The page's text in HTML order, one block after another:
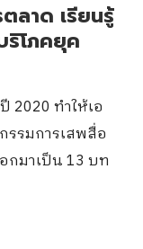
ลาด เรียนรู้
โภคยุค
2020 ทำให้เอ
รมการเสพสื่อ
มาเป็น 13 บท